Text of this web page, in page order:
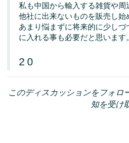
私も中国から輸入する雑貨や周
他社に出来ないものを販売し始
あまり悩まずに将来的に少し
に入れる事も必要だと思います。
2 0
このディスカッションをフォロ
知を受け